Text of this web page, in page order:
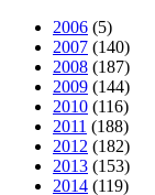
2006 (5)
2007 (140)
2008 (187)
2009 (144)
2010 (116)
2011 (188)
2012 (182)
2013 (153)
2014 (119)